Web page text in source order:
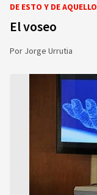
DE ESTO Y DE AQUELLO
El voseo
Por Jorge Urrutia